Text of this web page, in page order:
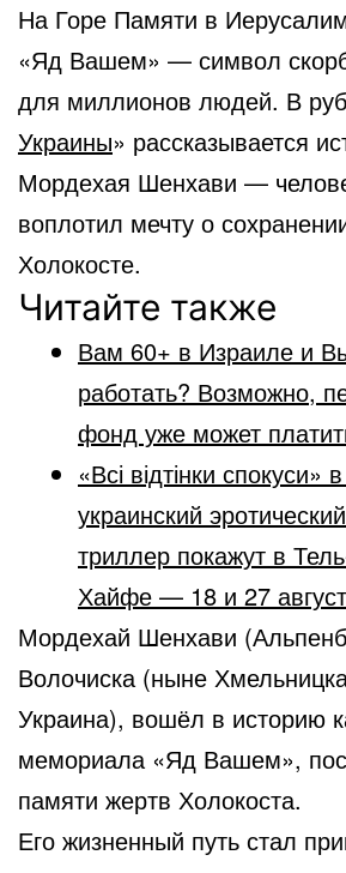
На Горе Памяти в
«Яд Вашем» — символ
для миллионов людей. В
Украины» рассказывается
Мордехая Шенхави —
воплотил мечту о
Холокосте.
Читайте также
Вам 60+ в Израиле и
работать? Возможно,
фонд уже может
«Всі відтінки спокуси»
украинский
триллер покажут в
Хайфе — 18 и 27
Мордехай Шенхави
Волочиска (ныне
Украина), вошёл в историю
мемориала «Яд Вашем»,
памяти жертв Холокоста.
Его жизненный путь стал